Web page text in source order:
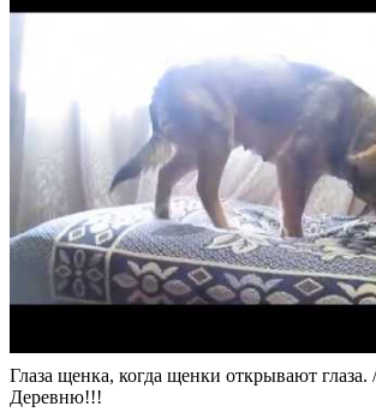
Глаза щенка, когда щенки открывают глаза.
Деревню!!!